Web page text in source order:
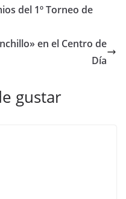
del 1º Torneo de
en el Centro de
Día
gustar